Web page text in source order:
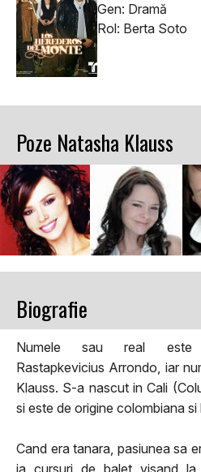
Gen: Dramă
Rol: Berta Soto
Poze Natasha Klauss
Biografie
Numele sau real este
Rastapkevicius Arrondo, iar
Klauss. S-a nascut in Cali
si este de origine colombiana si
Cand era tanara, pasiunea sa
ia cursuri de balet visand